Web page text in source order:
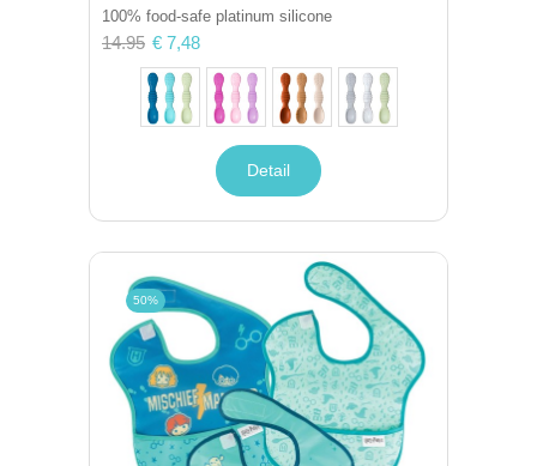
100% food-safe platinum silicone
14.95 € 7,48
Detail
50%